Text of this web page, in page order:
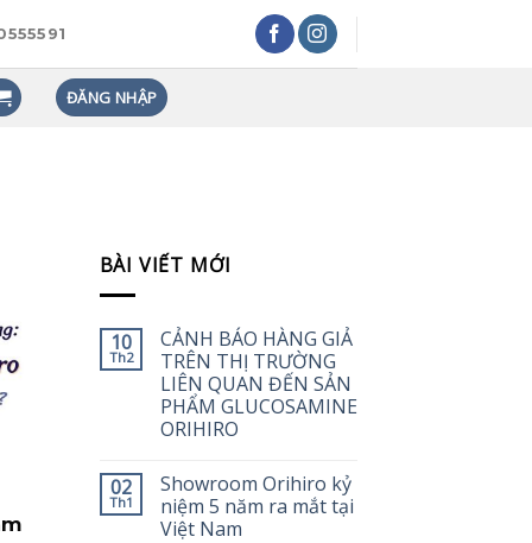
ĐĂNG NHẬP
BÀI VIẾT MỚI
10
Th2
CẢNH BÁO HÀNG GIẢ
TRÊN THỊ TRƯỜNG
LIÊN QUAN ĐẾN SẢN
PHẨM GLUCOSAMINE
ORIHIRO
02
Th1
Showroom Orihiro kỷ
niệm 5 năm ra mắt tại
Việt Nam